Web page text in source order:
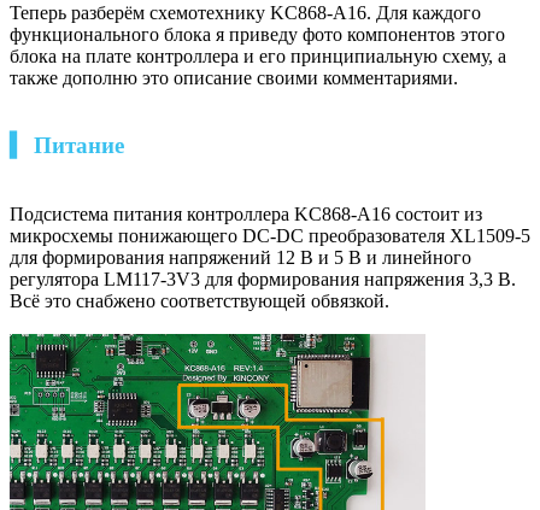
Теперь разберём схемотехнику KC868-A16. Для каждого
функционального блока я приведу фото компонентов этого
блока на плате контроллера и его принципиальную схему, а
также дополню это описание своими комментариями.
▍ Питание
Подсистема питания контроллера KC868-A16 состоит из
микросхемы понижающего DC-DC преобразователя XL1509-5
для формирования напряжений 12 В и 5 В и линейного
регулятора LM117-3V3 для формирования напряжения 3,3 В.
Всё это снабжено соответствующей обвязкой.